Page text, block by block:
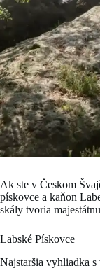
Ak ste v Českom
pískovce a kaňon
skály tvoria
Labské Pískovce
Najstaršia vyhliadka s